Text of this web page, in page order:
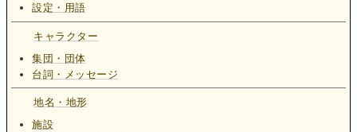
設定・用語
キャラクター
集団・団体
台詞・メッセージ
地名・地形
施設